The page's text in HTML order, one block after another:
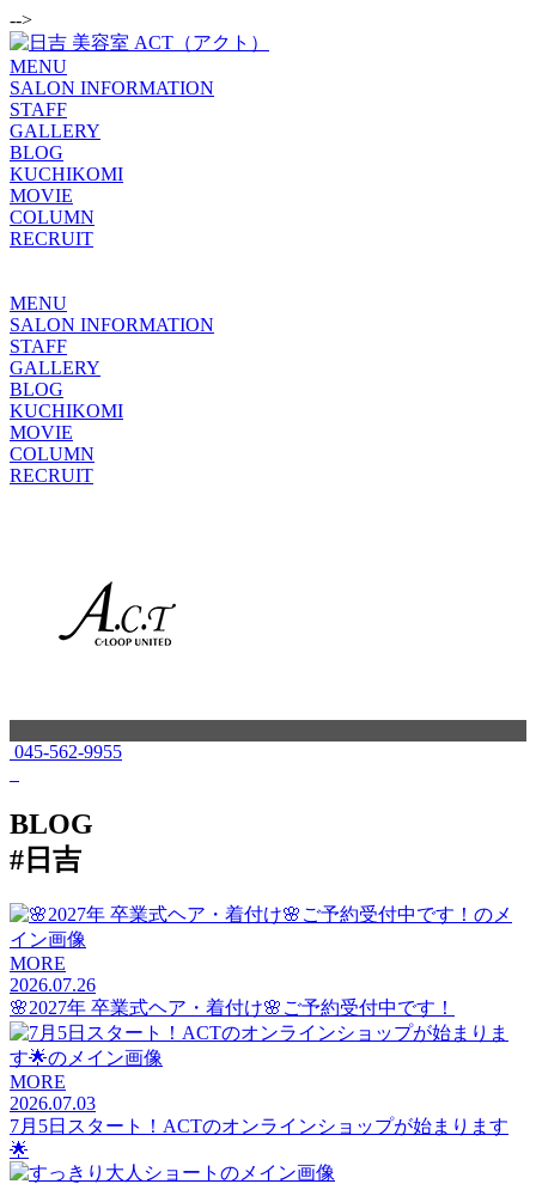
-->
MENU
SALON INFORMATION
STAFF
GALLERY
BLOG
KUCHIKOMI
MOVIE
COLUMN
RECRUIT
MENU
SALON INFORMATION
STAFF
GALLERY
BLOG
KUCHIKOMI
MOVIE
COLUMN
RECRUIT
045-562-9955
BLOG
#日吉
MORE
2026.07.26
🌸2027年 卒業式ヘア・着付け🌸ご予約受付中です！
MORE
2026.07.03
7月5日スタート！ACTのオンラインショップが始まります
🌟